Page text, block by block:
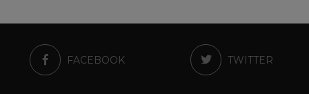
FACEBOOK TWITTER